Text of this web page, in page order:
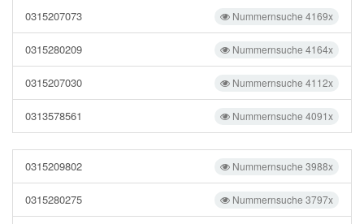
Nummernsuche 4169x
0315207073
Nummernsuche 4164x
0315280209
Nummernsuche 4112x
0315207030
Nummernsuche 4091x
0313578561
Nummernsuche 3988x
0315209802
Nummernsuche 3797x
0315280275